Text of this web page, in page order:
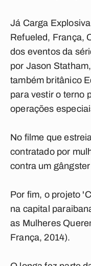
Já Carga
Refueled, França,
dos eventos da
por Jason
também britânico
para vestir o terno
operações
No filme que
contratado por
contra um
Por fim, o projeto
na capital
as Mulheres
França, 2014).